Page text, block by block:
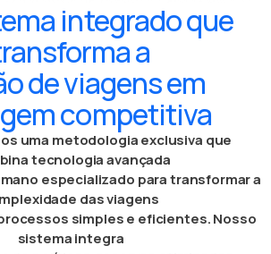
integrado que
a
de viagens em
competitiva
uma metodologia exclusiva que
tecnologia avançada
especializado para transformar a
das viagens
simples e eficientes. Nosso
sistema integra